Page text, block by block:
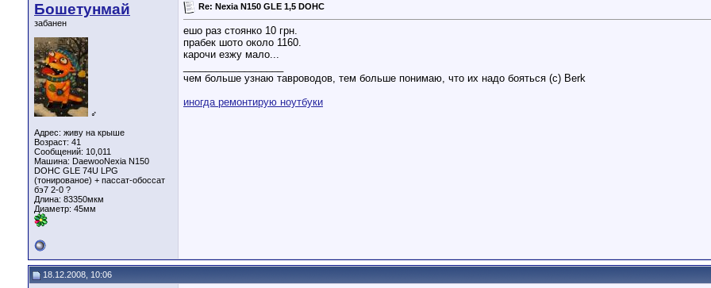
Бошетунмай
забанен
♂
Адрес: живу на крыше
Возраст: 41
Сообщений: 10,011
Машина: DaewooNexia N150
DOHC GLE 74U LPG
(тонированое) + пассат-обоссат
бэ7 2-0 ?
Длина: 83350мкм
Диаметр: 45мм
Re: Nexia N150 GLE 1,5 DOHC
ешо раз стоянко 10 грн.
прабек шото около 1160.
карочи езжу мало...
чем больше узнаю тавроводов, тем больше понимаю, что их надо бояться (с) Berk
иногда ремонтирую ноутбуки
18.12.2008, 10:06